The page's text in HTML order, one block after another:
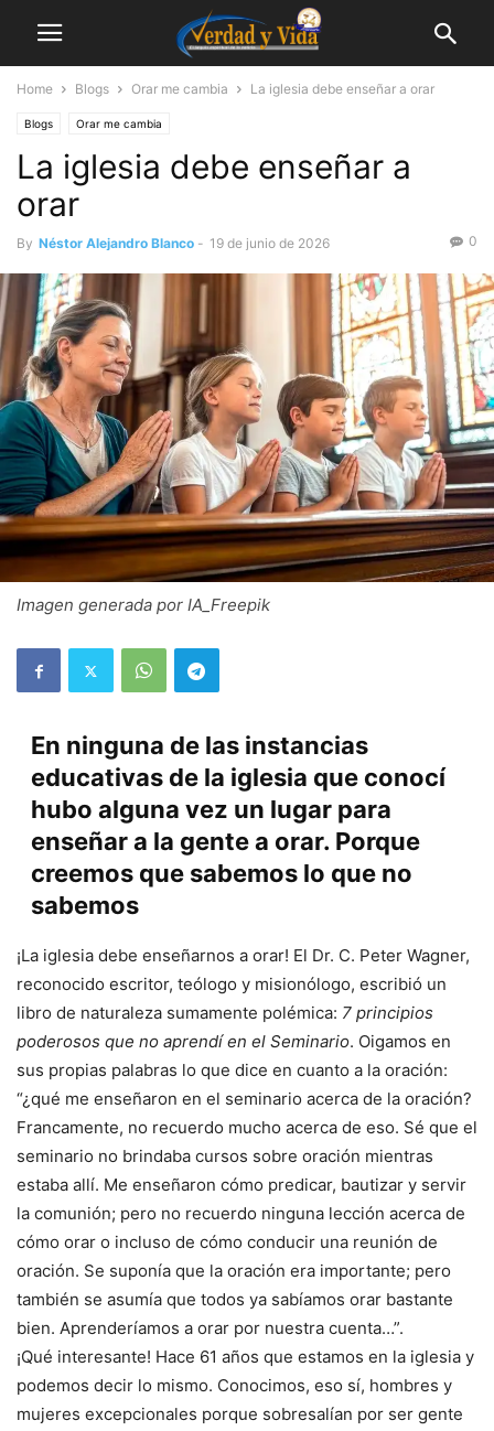
Home Blogs Orar me cambia La iglesia debe enseñar a orar
Blogs Orar me cambia
La iglesia debe enseñar a
orar
By Néstor Alejandro Blanco - 19 de junio de 2026 0
Imagen generada por IA_Freepik
En ninguna de las instancias
educativas de la iglesia que conocí
hubo alguna vez un lugar para
enseñar a la gente a orar. Porque
creemos que sabemos lo que no
sabemos
¡La iglesia debe enseñarnos a orar! El Dr. C. Peter Wagner,
reconocido escritor, teólogo y misionólogo, escribió un
libro de naturaleza sumamente polémica: 7 principios
poderosos que no aprendí en el Seminario. Oigamos en
sus propias palabras lo que dice en cuanto a la oración:
“¿qué me enseñaron en el seminario acerca de la oración?
Francamente, no recuerdo mucho acerca de eso. Sé que el
seminario no brindaba cursos sobre oración mientras
estaba allí. Me enseñaron cómo predicar, bautizar y servir
la comunión; pero no recuerdo ninguna lección acerca de
cómo orar o incluso de cómo conducir una reunión de
oración. Se suponía que la oración era importante; pero
también se asumía que todos ya sabíamos orar bastante
bien. Aprenderíamos a orar por nuestra cuenta…”.
¡Qué interesante! Hace 61 años que estamos en la iglesia y
podemos decir lo mismo. Conocimos, eso sí, hombres y
mujeres excepcionales porque sobresalían por ser gente